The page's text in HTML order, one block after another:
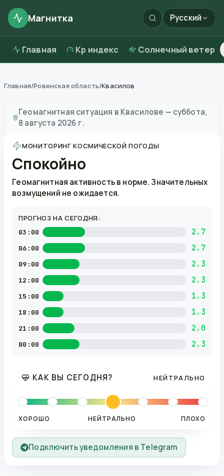
Магнитка Русский
Главная Kp индекс Солнечный ветер
Главная/Ровенская область/Квасилов
Геомагнитная ситуация в Квасилове — суббота,
8 августа 2026 г.
МОНИТОРИНГ КОСМИЧЕСКОЙ ПОГОДЫ
Спокойно
Геомагнитная активность в норме. Значительных
возмущений не ожидается.
ПРОГНОЗ НА СЕГОДНЯ:
03:00 2.7
06:00 2.7
09:00 2.3
12:00 2.3
15:00 1.3
18:00 1.3
21:00 2.0
00:00 2.3
КАК ВЫ СЕГОДНЯ? НЕЙТРАЛЬНО
ХОРОШО НЕЙТРАЛЬНО ПЛОХО
Подключить уведомления в Telegram